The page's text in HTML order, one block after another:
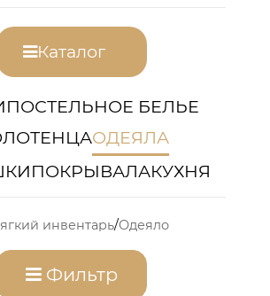
Каталог
ПОСТЕЛЬНОЕ БЕЛЬЕ
ОДЕЯЛА
ПОКРЫВАЛАКУХНЯ
инвентарь Одеяло
Фильтр